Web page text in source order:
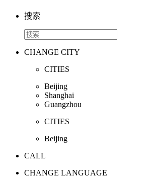
搜索
CHANGE CITY
CITIES
Beijing
Shanghai
Guangzhou
CITIES
Beijing
CALL
CHANGE LANGUAGE